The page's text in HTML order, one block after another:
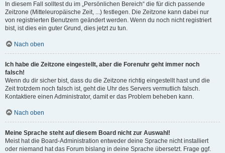
In diesem Fall solltest du im „Persönlichen Bereich“ die für dich passende
Zeitzone (Mitteleuropäische Zeit, ...) festlegen. Die Zeitzone kann dabei nur
von registrierten Benutzern geändert werden. Wenn du noch nicht registriert
bist, ist dies ein guter Grund, dies jetzt zu tun.
Nach oben
Ich habe die Zeitzone eingestellt, aber die Forenuhr geht immer noch
falsch!
Wenn du dir sicher bist, dass du die Zeitzone richtig eingestellt hast und die
Zeit trotzdem noch falsch ist, geht die Uhr des Servers vermutlich falsch.
Kontaktiere einen Administrator, damit er das Problem beheben kann.
Nach oben
Meine Sprache steht auf diesem Board nicht zur Auswahl!
Meist hat die Board-Administration entweder deine Sprache nicht installiert
oder niemand hat das Forum bislang in deine Sprache übersetzt. Frage ggf.